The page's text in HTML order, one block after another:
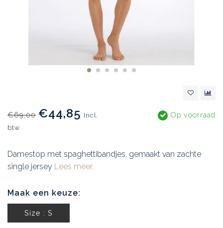
€69,00 €44,85 Incl.
btw
Op voorraad
Damestop met spaghettibandjes, gemaakt van zachte
single jersey Lees meer..
Maak een keuze:
Size : S